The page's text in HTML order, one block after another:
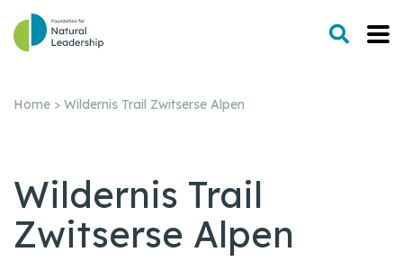
Home > Wildernis Trail Zwitserse Alpen
Wildernis Trail
Zwitserse Alpen